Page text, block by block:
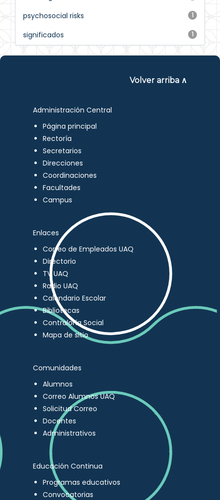
1
psychosocial risks
1
significados
Volver arriba ∧
Administración Central
Página principal
Rectoría
Secretarios
Direcciones
Coordinaciones
Facultades
Campus
Enlaces
Correo de Empleados UAQ
Directorio
TV UAQ
Radio UAQ
Calendario Escolar
Bibliotecas
Contraloría Social
Mapa de sitio
Comunidades
Alumnos
Correo Alumnos UAQ
Solicitud Correo
Docentes
Administrativos
Educación Continua
Programas educativos
Convocatorias